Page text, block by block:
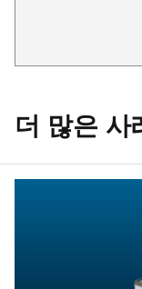
더 많은 사